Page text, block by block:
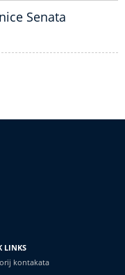
Senata
LINKS
kontakata